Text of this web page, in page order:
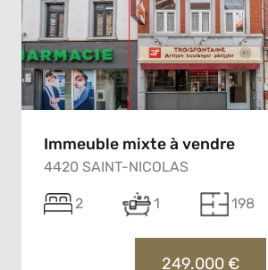
Immeuble mixte à vendre
4420 SAINT-NICOLAS
2 1 198
249.000 €